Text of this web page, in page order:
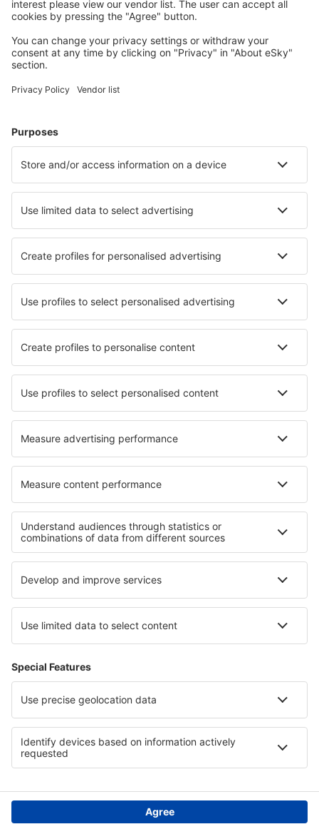
Hotely ve Spojených státech amerických - Oblíbená města
Hotely in Sevierville Hotely in Big Bear Lake
Hotely in Haines City Hotely in New Smyrna Beach
Nejlepší hotely - města
Hotely in Saas-Almagel Hotely in Casaluce
Hotely in Tran Hotely in Morden Hotely in Josselin
Hotely in Wateringen
Hotely in Washington Hotely v Steamboat
Hotely in Los Padres National Forest
Hotely v Limassolu Region
Hotely v Southern Hungarian Plains
Hotely na Kykladách Hotely na Jersey